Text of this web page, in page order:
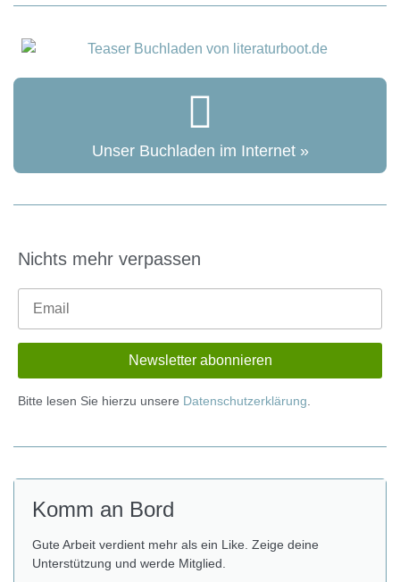
Unser Buchladen im Internet »
Nichts mehr verpassen
Bitte lesen Sie hierzu unsere Datenschutzerklärung
Komm an Bord
Gute Arbeit verdient mehr als ein Like. Zeige deine
Unterstützung und werde Mitglied.